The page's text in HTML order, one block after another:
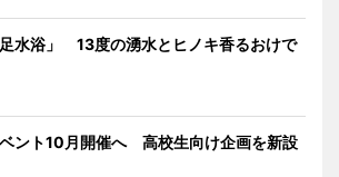
水浴」 13度の湧水とヒノキ香るおけで
ント10月開催へ 高校生向け企画を新設